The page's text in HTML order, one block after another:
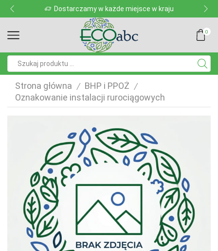
Dostarczamy w każde miejsce w kraju
0
Strona główna / BHP i PPOŻ /
Oznakowanie instalacji rurociągowych